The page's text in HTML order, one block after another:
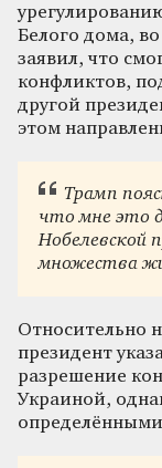
Белого дома,
заявил, что
конфликтов,
другой
этом
Трамп
что мне это
Нобелевской
множества
Относительно
президент
разрешение
Украиной,